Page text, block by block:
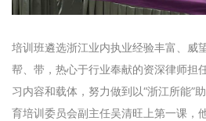
培训班遴选浙江业内执业经验丰富、威
帮、带，热心于行业奉献的资深律师担
习内容和载体，努力做到以“浙江所能”
育培训委员会副主任吴清旺上第一课，